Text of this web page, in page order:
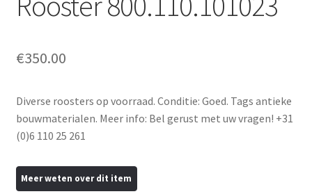
€350.00
Diverse roosters op voorraad. Conditie: Goed. Tags antieke
bouwmaterialen. Meer info: Bel gerust met uw vragen! +31
(0)6 110 25 261